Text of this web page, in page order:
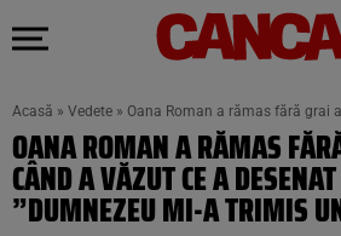
Acasă » Vedete » Oana Roman a rămas fără grai
OANA ROMAN A RĂMAS
CÂND A VĂZUT CE A
”DUMNEZEU MI-A TRIMIS